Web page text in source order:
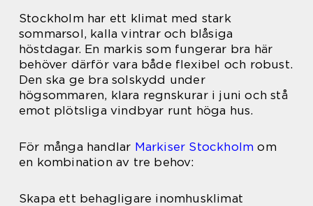
Stockholm har ett klimat med stark
sommarsol, kalla vintrar och blåsiga
höstdagar. En markis som fungerar bra här
behöver därför vara både flexibel och robust.
Den ska ge bra solskydd under
högsommaren, klara regnskurar i juni och stå
emot plötsliga vindbyar runt höga hus.
För många handlar Markiser Stockholm om
en kombination av tre behov:
Skapa ett behagligare inomhusklimat